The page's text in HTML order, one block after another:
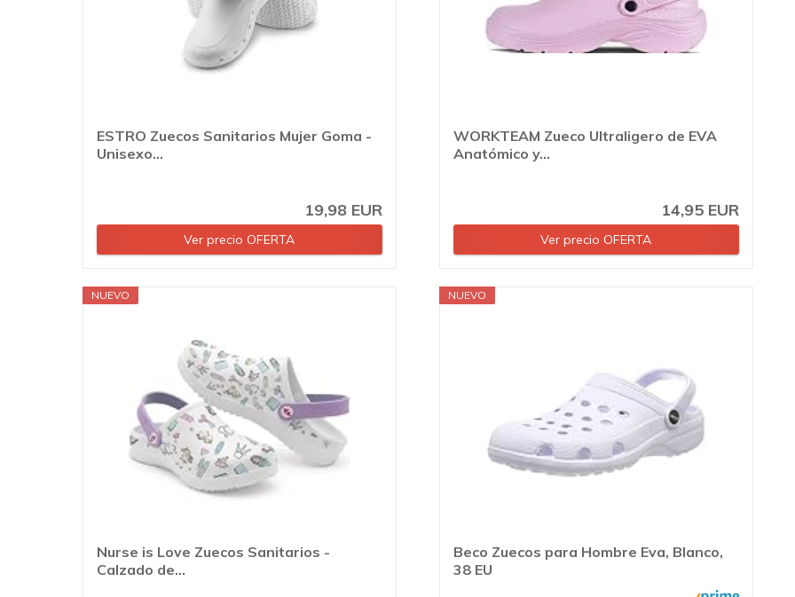
ESTRO Zuecos Sanitarios Mujer Goma -
Unisexo...
19,98 EUR
Ver precio OFERTA
WORKTEAM Zueco Ultraligero de EVA
Anatómico y...
14,95 EUR
Ver precio OFERTA
NUEVO
Nurse is Love Zuecos Sanitarios -
Calzado de...
NUEVO
Beco Zuecos para Hombre Eva, Blanco,
38 EU